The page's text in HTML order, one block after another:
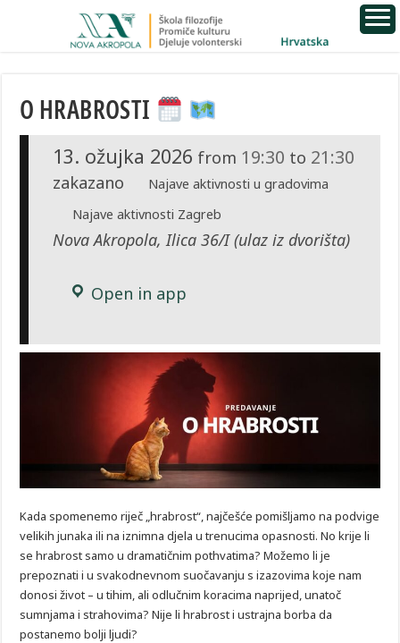
O HRABROSTI
13. ožujka 2026 from 19:30 to 21:30
zakazano
Najave aktivnosti u gradovima
Najave aktivnosti Zagreb
Nova Akropola, Ilica 36/I (ulaz iz dvorišta)
Open in app
Kada spomenemo riječ „hrabrost“, najčešće pomišljamo na podvige
velikih junaka ili na iznimna djela u trenucima opasnosti. No krije li
se hrabrost samo u dramatičnim pothvatima? Možemo li je
prepoznati i u svakodnevnom suočavanju s izazovima koje nam
donosi život – u tihim, ali odlučnim koracima naprijed, unatoč
sumnjama i strahovima? Nije li hrabrost i ustrajna borba da
postanemo bolji ljudi?